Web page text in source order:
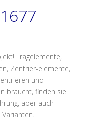
Tragelemente,
Zentrier-elemente,
und
braucht, finden sie
aber auch